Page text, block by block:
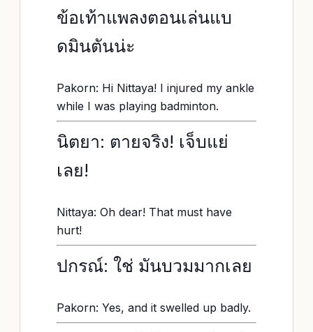
ข้อเท้าแพลงตอนเล่นแบ
ดมินตันน่ะ
Pakorn: Hi Nittaya! I injured my ankle
while I was playing badminton.
นิตยา: ตายจริง! เจ็บแย่
เลย!
Nittaya: Oh dear! That must have
hurt!
ปกรณ์: ใช่ มันบวมมากเลย
Pakorn: Yes, and it swelled up badly.